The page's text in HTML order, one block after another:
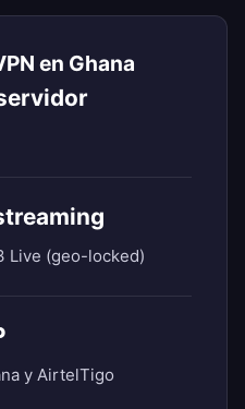
en Ghana
Live (geo-locked)
y AirtelTigo